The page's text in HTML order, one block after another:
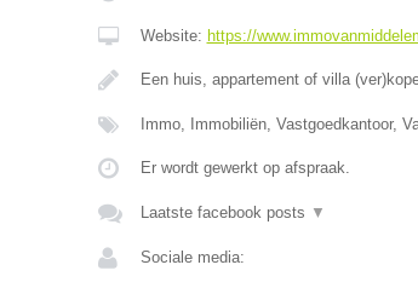
Website: https://
Een huis, appartement of villa
Immo, Immobiliën, Vastgoedkantoor,
Er wordt gewerkt op afspraak.
Laatste facebook posts ▼
Sociale media: